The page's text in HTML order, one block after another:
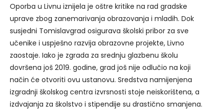
Oporba u Livnu iznijela je oštre kritike na rad gradske
uprave zbog zanemarivanja obrazovanja i mladih. Dok
susjedni Tomislavgrad osigurava školski pribor za sve
učenike i uspješno razvija obrazovne projekte, Livno
zaostaje. Iako je zgrada za srednju glazbenu školu
dovršena još 2019. godine, grad još nije odlučio na koji
način će otvoriti ovu ustanovu. Sredstva namijenjena
izgradnji školskog centra izvrsnosti stoje neiskorištena, a
izdvajanja za školstvo i stipendije su drastično smanjena.